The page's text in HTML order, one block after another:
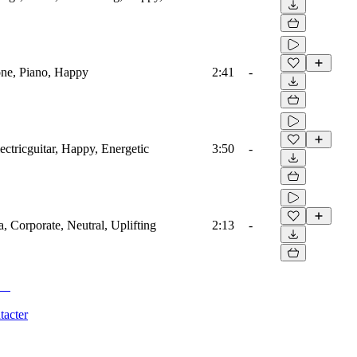
Piano, Happy 2:41 -
Happy, Energetic 3:50 -
Corporate, Neutral, Uplifting 2:13 -